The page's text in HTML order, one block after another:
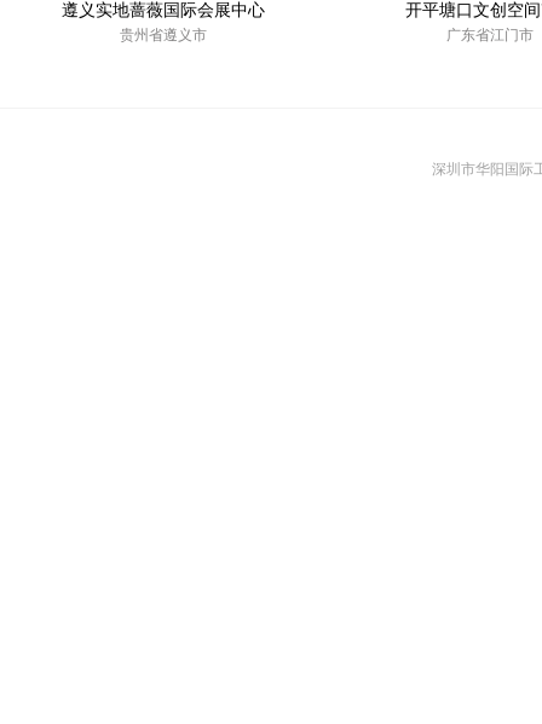
遵义实地蔷薇国际会展中心
贵州省遵义市
开平塘口文创空
广东省江门市
深圳市华阳国际